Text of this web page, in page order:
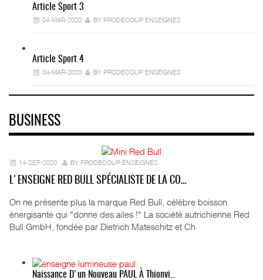
Article Sport 3
04-MAR-2020 BY PRODECOUP ENSEIGNES
Article Sport 4
04-MAR-2020 BY PRODECOUP ENSEIGNES
BUSINESS
14-SEP-2020 BY PRODECOUP ENSEIGNES
L'ENSEIGNE RED BULL SPÉCIALISTE DE LA CO…
On ne présente plus la marque Red Bull, célèbre boisson
énergisante qui "donne des ailes !" La société autrichienne Red
Bull GmbH, fondée par Dietrich Mateschitz et Ch
Naissance D'un Nouveau PAUL À Thionvi…